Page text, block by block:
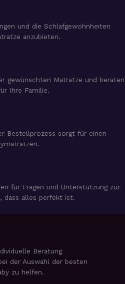
und die Schlafgewohnheiten
anzubieten.
gewünschten Matratze und beraten
Ihre Familie.
Bestellprozess sorgt für einen
für Fragen und Unterstützung zur
dass alles perfekt ist.
Beratung
der Auswahl der besten
zu helfen.